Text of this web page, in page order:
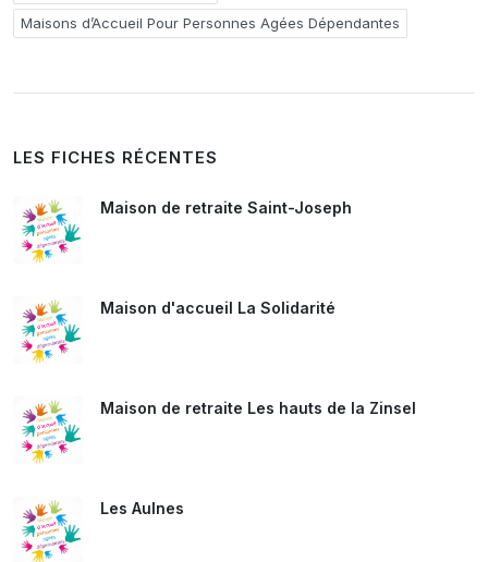
Maisons d’Accueil Pour Personnes Agées Dépendantes
LES FICHES RÉCENTES
Maison de retraite Saint-Joseph
Maison d'accueil La Solidarité
Maison de retraite Les hauts de la Zinsel
Les Aulnes